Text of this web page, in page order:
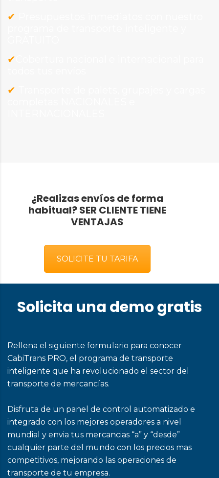
✔
✔
✔
¿Realizas envíos de forma
habitual?SER CLIENTE TIENE
VENTAJAS
SOLICITE TU TARIFA
Solicita una demo gratis
Rellena el siguiente formulario para conocer
CabiTrans PRO, el programa de transporte
inteligente que ha revolucionado el sector del
transporte de mercancías.
Disfruta de un panel de control automatizado e
integrado con los mejores operadores a nivel
mundial y envia tus mercancias “a” y “desde”
cualquier parte del mundo con los precios mas
competitivos, mejorando las operaciones de
transporte de tu empresa.